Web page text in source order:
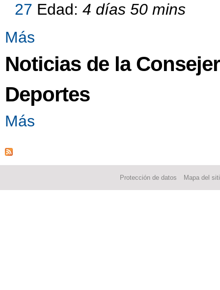
27 Edad: 4 días 50 mins
Más
Noticias de la
Deportes
Más
Protección de datos Mapa del